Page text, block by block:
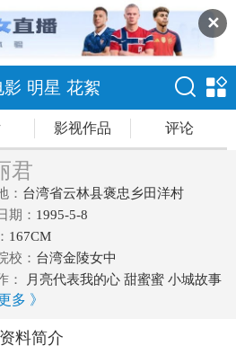
✕
影 明星 花絮
影视作品 评论
君
： 台湾省云林县褒忠乡田洋村
期： 1995-5-8
167CM
校： 台湾金陵女中
：
月亮代表我的心 甜蜜蜜 小城故事
语 何日君再来 我只在乎你 又见炊烟
ぐない 别れの予感 爱人 空港
多 》
料简介